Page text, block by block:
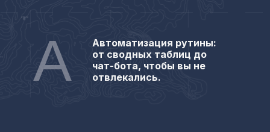
А
Автоматизация рутины:
от сводных таблиц до
чат-бота, чтобы вы не
отвлекались.